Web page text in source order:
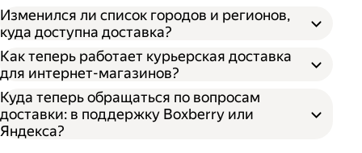
Изменился ли список городов и регионов,
куда доступна доставка?
Как теперь работает курьерская доставка
для интернет-магазинов?
Куда теперь обращаться по вопросам
доставки: в поддержку Boxberry или
Яндекса?